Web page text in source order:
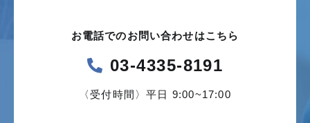
お電話でのお問い合わせはこちら
03-4335-8191
〈受付時間〉平日 9:00~17:00